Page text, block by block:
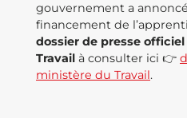
gouvernement a
financement de
dossier de presse
Travail à consulter ici 👉
ministère du Travail.